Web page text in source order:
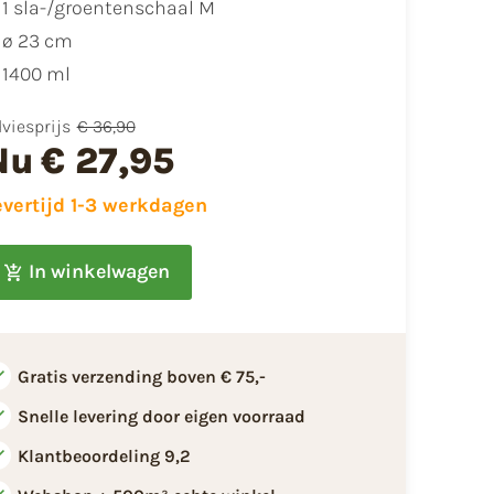
1 sla-/groentenschaal M
ø 23 cm
1400 ml
€ 36,90
€ 27,95
1-3 werkdagen
In winkelwagen
Gratis verzending boven € 75,-
Snelle levering door eigen voorraad
Klantbeoordeling 9,2